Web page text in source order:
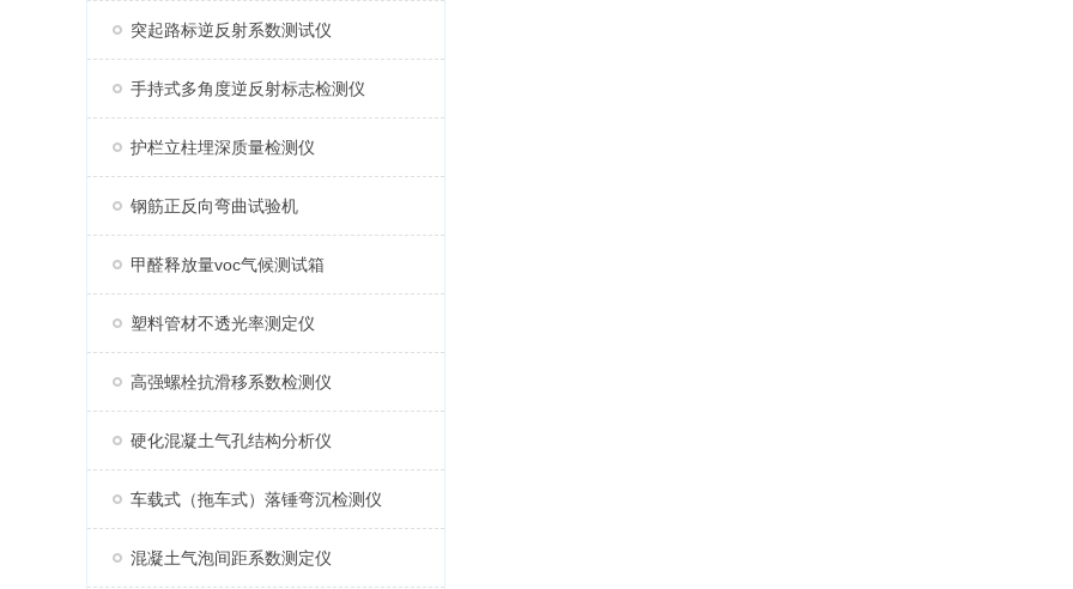
突起路标逆反射系数测试仪
手持式多角度逆反射标志检测仪
护栏立柱埋深质量检测仪
钢筋正反向弯曲试验机
甲醛释放量voc气候测试箱
塑料管材不透光率测定仪
高强螺栓抗滑移系数检测仪
硬化混凝土气孔结构分析仪
车载式（拖车式）落锤弯沉检测仪
混凝土气泡间距系数测定仪